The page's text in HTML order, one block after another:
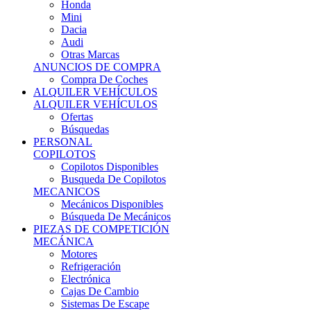
Honda
Mini
Dacia
Audi
Otras Marcas
ANUNCIOS DE COMPRA
Compra De Coches
ALQUILER VEHÍCULOS
ALQUILER VEHÍCULOS
Ofertas
Búsquedas
PERSONAL
COPILOTOS
Copilotos Disponibles
Busqueda De Copilotos
MECANICOS
Mecánicos Disponibles
Búsqueda De Mecánicos
PIEZAS DE COMPETICIÓN
MECÁNICA
Motores
Refrigeración
Electrónica
Cajas De Cambio
Sistemas De Escape